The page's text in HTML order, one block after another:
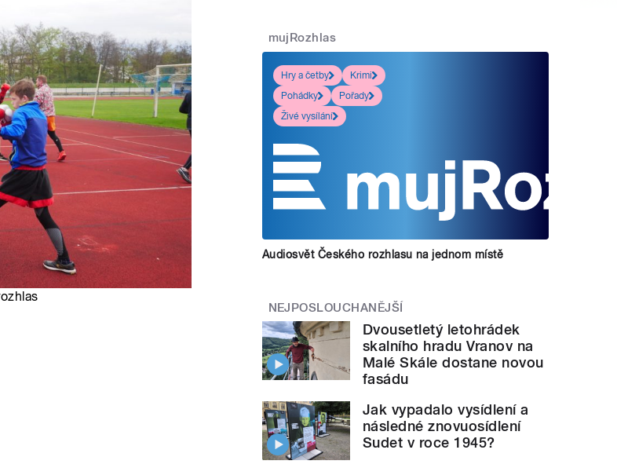
mujRozhlas
Hry a četby
Krimi
Pohádky
Pořady
Živé vysílání
Audiosvět Českého rozhlasu na jednom místě
NEJPOSLOUCHANĚJŠÍ
Dvousetletý letohrádek
skalního hradu Vranov na
Malé Skále dostane novou
fasádu
Jak vypadalo vysídlení a
následné znovuosídlení
Sudet v roce 1945?